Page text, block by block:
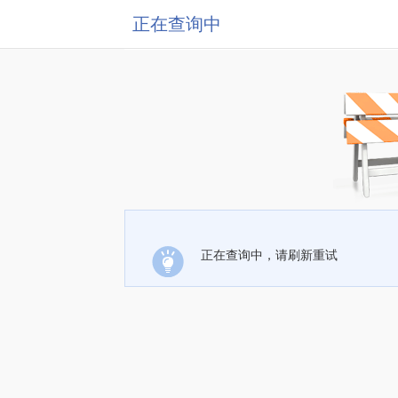
正在查询中
正在查询中，请刷新重试